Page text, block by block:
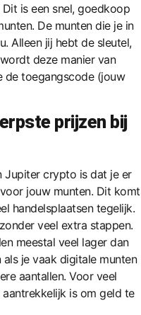
is een snel, goedkoop
De munten die je in
Alleen jij hebt de sleutel,
deze manier van
de toegangscode (jouw
prijzen bij
Jupiter crypto is dat je er
jouw munten. Dit komt
handelsplaatsen tegelijk.
veel extra stappen.
meestal veel lager dan
je vaak digitale munten
aantallen. Voor veel
is om geld te